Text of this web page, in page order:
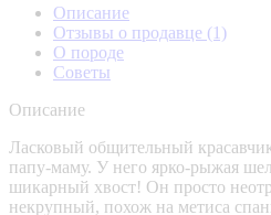
Описание
Отзывы о продавце (1)
О породе
Советы
Описание
Ласковый общительный
папу-маму. У него ярко-рыжая
шикарный хвост! Он просто
некрупный, похож на метиса